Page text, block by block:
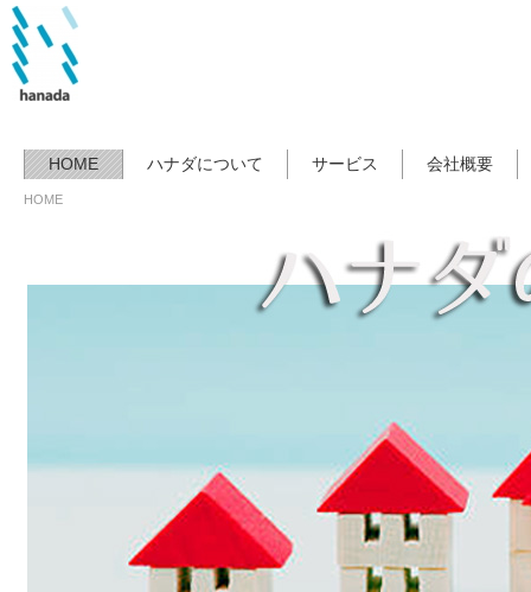
HOME ハナダについて サービス 会社概要
HOME